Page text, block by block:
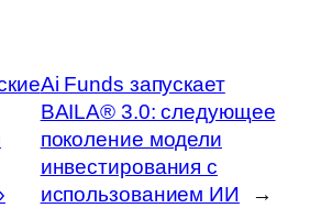
Ai Funds запускает
BAILA® 3.0: следующее
поколение модели
инвестирования с
использованием ИИ
→